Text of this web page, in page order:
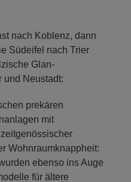
nach Koblenz, dann
Südeifel nach Trier
Glan-
und Neustadt:
prekären
mit
Wohnraumknappheit:
ebenso ins Auge
für ältere